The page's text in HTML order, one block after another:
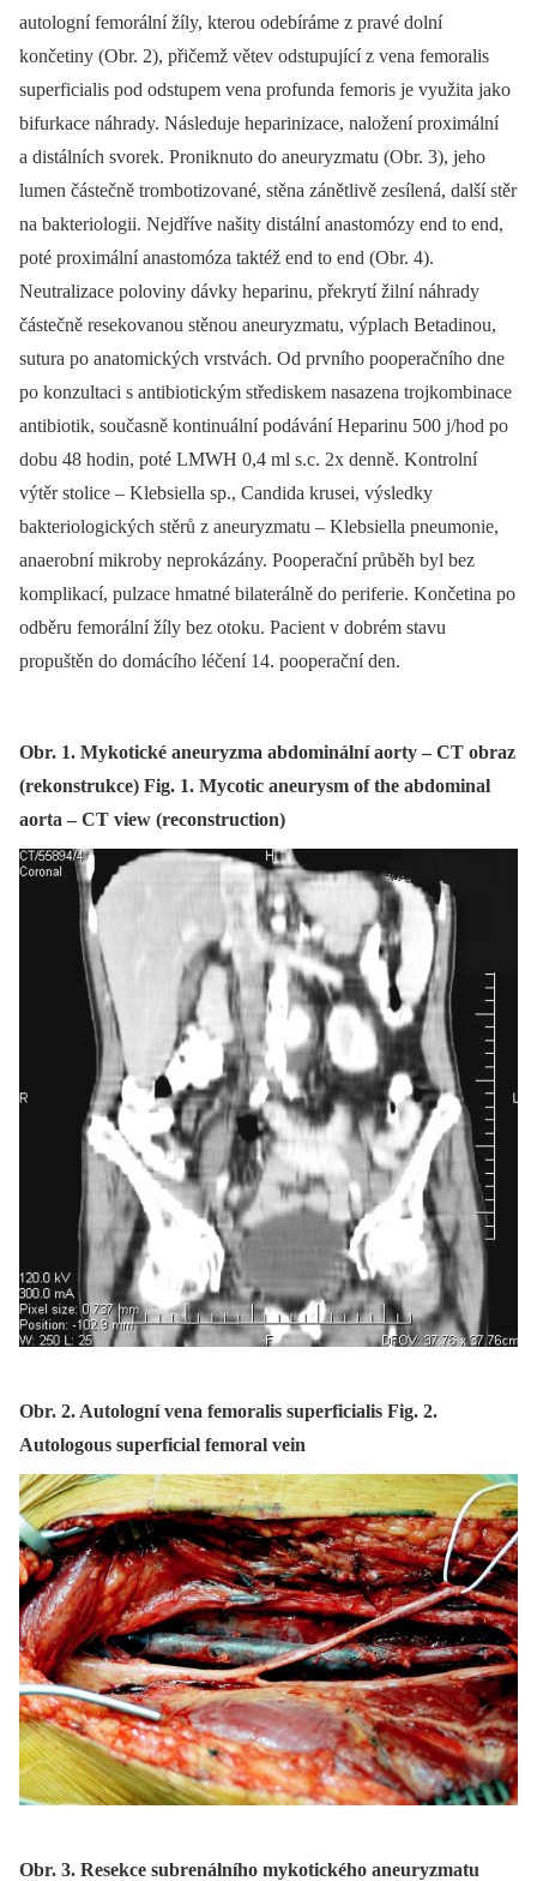
autologní femorální žíly, kterou odebíráme z pravé dolní
končetiny (Obr. 2), přičemž větev odstupující z vena femoralis
superficialis pod odstupem vena profunda femoris je využita jako
bifurkace náhrady. Následuje heparinizace, naložení proximální
a distálních svorek. Proniknuto do aneuryzmatu (Obr. 3), jeho
lumen částečně trombotizované, stěna zánětlivě zesílená, další stěr
na bakteriologii. Nejdříve našity distální anastomózy end to end,
poté proximální anastomóza taktéž end to end (Obr. 4).
Neutralizace poloviny dávky heparinu, překrytí žilní náhrady
částečně resekovanou stěnou aneuryzmatu, výplach Betadinou,
sutura po anatomických vrstvách. Od prvního pooperačního dne
po konzultaci s antibiotickým střediskem nasazena trojkombinace
antibiotik, současně kontinuální podávání Heparinu 500 j/hod po
dobu 48 hodin, poté LMWH 0,4 ml s.c. 2x denně. Kontrolní
výtěr stolice –⁠ Klebsiella sp., Candida krusei, výsledky
bakteriologických stěrů z aneuryzmatu –⁠ Klebsiella pneumonie,
anaerobní mikroby neprokázány. Pooperační průběh byl bez
komplikací, pulzace hmatné bilaterálně do periferie. Končetina po
odběru femorální žíly bez otoku. Pacient v dobrém stavu
propuštěn do domácího léčení 14. pooperační den.
Obr. 1. Mykotické aneuryzma abdominální aorty – CT obraz
(rekonstrukce) Fig. 1. Mycotic aneurysm of the abdominal
aorta – CT view (reconstruction)
Obr. 2. Autologní vena femoralis superficialis Fig. 2.
Autologous superficial femoral vein
Obr. 3. Resekce subrenálního mykotického aneuryzmatu